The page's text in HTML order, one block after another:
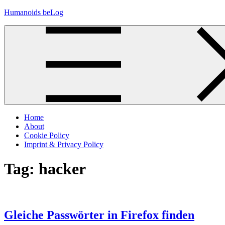
Skip
Humanoids beLog
Home
About
Cookie Policy
Imprint & Privacy Policy
Tag: hacker
Gleiche Passwörter in Firefox finden